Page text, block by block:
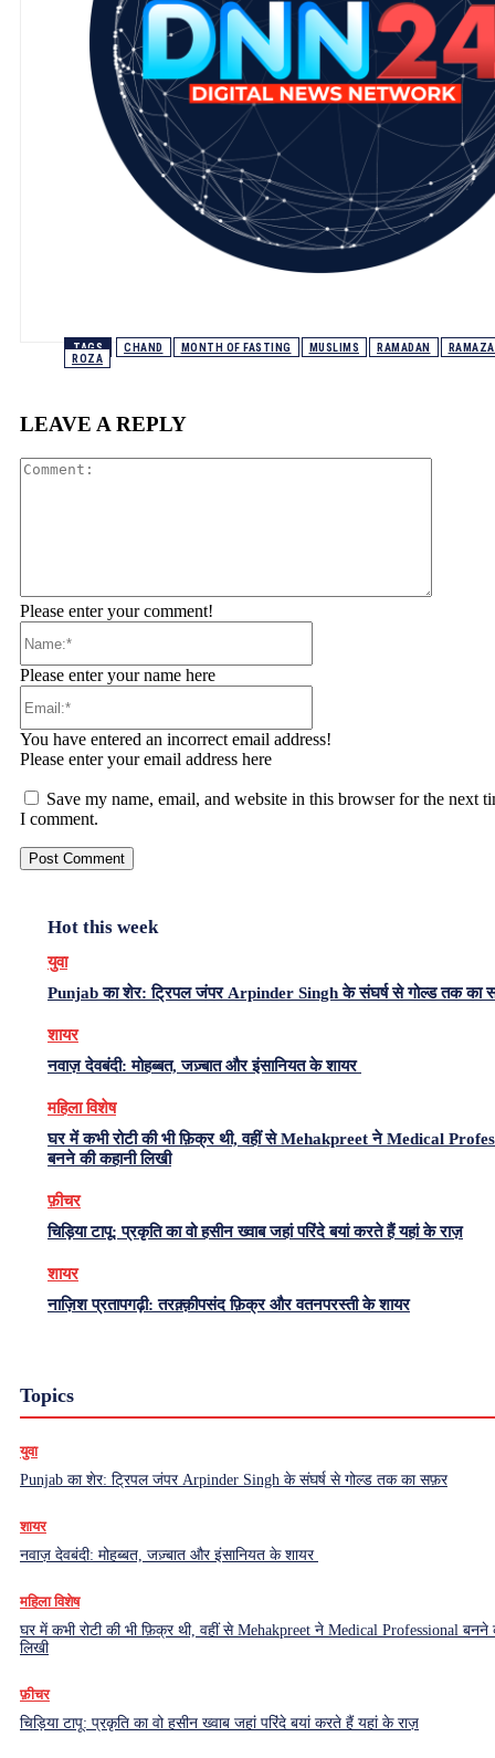
TAGS CHAND MONTH OF FASTING MUSLIMS RAMADAN
ROZA
LEAVE A REPLY
Please enter your comment!
Please enter your name here
You have entered an incorrect email address!
Please enter your email address here
Save my name, email, and website in this browser for the next
I comment.
Hot this week
युवा
Punjab का शेर: ट्रिपल जंपर Arpinder Singh के संघर्ष से गोल्ड तक का
शायर
नवाज़ देवबंदी: मोहब्बत, जज़्बात और इंसानियत के शायर
महिला विशेष
घर में कभी रोटी की भी फ़िक्र थी, वहीं से Mehakpreet ने Medical
बनने की कहानी लिखी
फ़ीचर
चिड़िया टापू: प्रकृति का वो हसीन ख्वाब जहां परिंदे बयां करते हैं यहां के राज़
शायर
नाज़िश प्रतापगढ़ी: तरक़्क़ीपसंद फ़िक्र और वतनपरस्ती के शायर
Topics
युवा
Punjab का शेर: ट्रिपल जंपर Arpinder Singh के संघर्ष से गोल्ड तक का सफ़र
शायर
नवाज़ देवबंदी: मोहब्बत, जज़्बात और इंसानियत के शायर
महिला विशेष
घर में कभी रोटी की भी फ़िक्र थी, वहीं से Mehakpreet ने Medical Professional बनने
लिखी
फ़ीचर
चिड़िया टापू: प्रकृति का वो हसीन ख्वाब जहां परिंदे बयां करते हैं यहां के राज़